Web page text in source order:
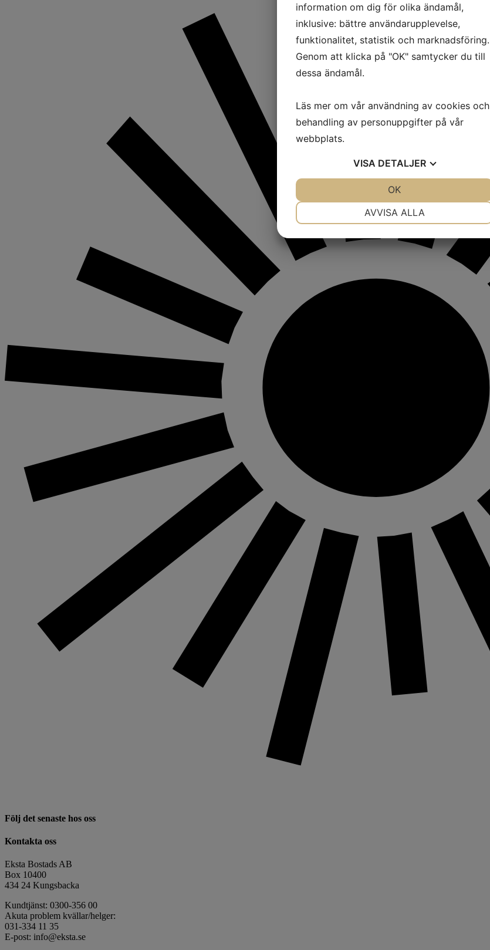
Följ det senaste hos oss
Kontakta oss
Eksta Bostads AB
Box 10400
434 24 Kungsbacka
Kundtjänst: 0300-356 00
Akuta problem kvällar/helger:
031-334 11 35
E-post: info@eksta.se
information om dig för olika ändamål,
inklusive: bättre användarupplevelse,
funktionalitet, statistik och marknadsföring.
Genom att klicka på "OK" samtycker du till
dessa ändamål.
Läs mer om vår användning av cookies och
behandling av personuppgifter på vår
webbplats.
VISA DETALJER
MARKNADSFÖRING STATISTIK
AVVISA ALLA
OK